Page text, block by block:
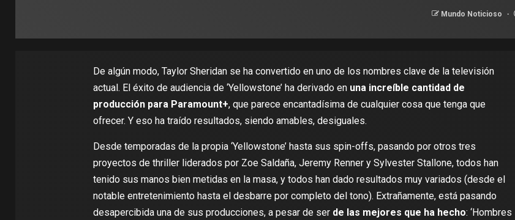
Mundo Noticioso
De algún modo, Taylor Sheridanse ha convertido en uno de los nombres clave de la televisión
actual. El éxito de audiencia de ‘Yellowstone’ ha derivado en una increíble cantidad de
producción para Paramount+, que parece encantadísima de cualquier cosa que tenga que
ofrecer. Y eso ha traído resultados, siendo amables, desiguales.
Desde temporadas de la propia ‘Yellowstone’ hasta sus spin-offs, pasando por otros tres
proyectos de thriller liderados por Zoe Saldaña, Jeremy Rennery Sylvester Stallone, todos han
tenido sus manos bien metidas en la masa, y todos han dado resultados muy variados (desde el
notable entretenimiento hasta el desbarre por completo del tono). Extrañamente, está pasando
desapercibida una de sus producciones, a pesar de ser de las mejores que ha hecho: ‘Hombres